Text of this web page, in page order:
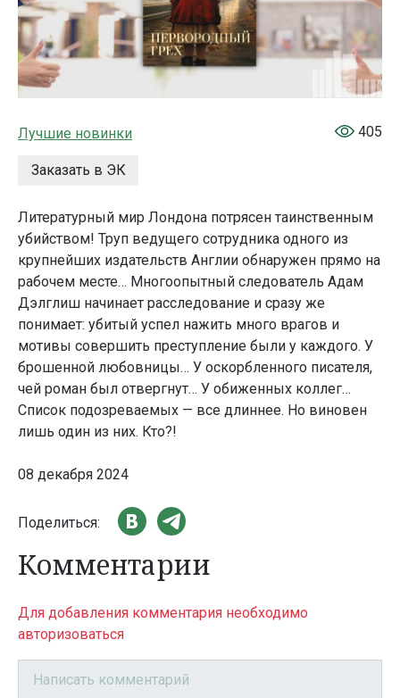
Лучшие новинки
Заказать в ЭК
405
Литературный мир Лондона потрясен таинственным
убийством! Труп ведущего сотрудника одного из
крупнейших издательств Англии обнаружен прямо на
рабочем месте… Многоопытный следователь Адам
Дэлглиш начинает расследование и сразу же
понимает: убитый успел нажить много врагов и
мотивы совершить преступление были у каждого. У
брошенной любовницы… У оскорбленного писателя,
чей роман был отвергнут… У обиженных коллег…
Список подозреваемых — все длиннее. Но виновен
лишь один из них. Кто?!
08 декабря 2024
Поделиться:
Комментарии
Для добавления комментария необходимо
авторизоваться